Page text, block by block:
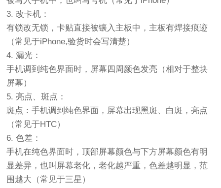
3. 改卡机：
有锁改无锁，卡贴直接被镶入主板中，主板有焊接痕迹
（常见于iPhone,验货时会写清楚）
4. 漏光：
手机调到纯色界面时，屏幕四周颜色发亮（相对于整块
屏幕）
5. 亮点、斑点：
斑点：手机调到纯色界面，屏幕出现黑斑、白斑，亮点
（常见于HTC）
6. 色差：
手机在纯色界面时，顶部屏幕颜色与下方屏幕颜色有明
显差异，也叫屏幕老化，老化越严重，色差越明显，范
围越大（常见于三星）